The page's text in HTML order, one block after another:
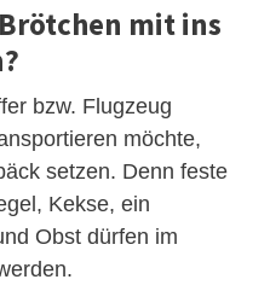
mit ins
bzw. Flugzeug
möchte,
setzen. Denn feste
Kekse, ein
Obst dürfen im